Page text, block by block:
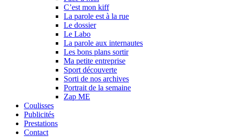
C’est mon kiff
La parole est à la rue
Le dossier
Le Labo
La parole aux internautes
Les bons plans sortir
Ma petite entreprise
Sport découverte
Sorti de nos archives
Portrait de la semaine
Zap ME
Coulisses
Publicités
Prestations
Contact